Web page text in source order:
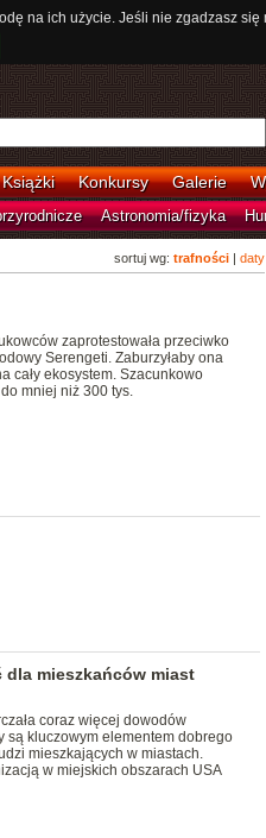
na ich użycie. Jeśli nie zgadzasz
Książki Konkursy Galerie
Astronomia/fizyka
sortuj wg: trafności| daty
zaprotestowała przeciwko
Serengeti. Zaburzyłaby ona
cały ekosystem. Szacunkowo
mniej niż 300 tys.
dla mieszkańców miast
coraz więcej dowodów
są kluczowym elementem dobrego
mieszkających w miastach.
w miejskich obszarach USA